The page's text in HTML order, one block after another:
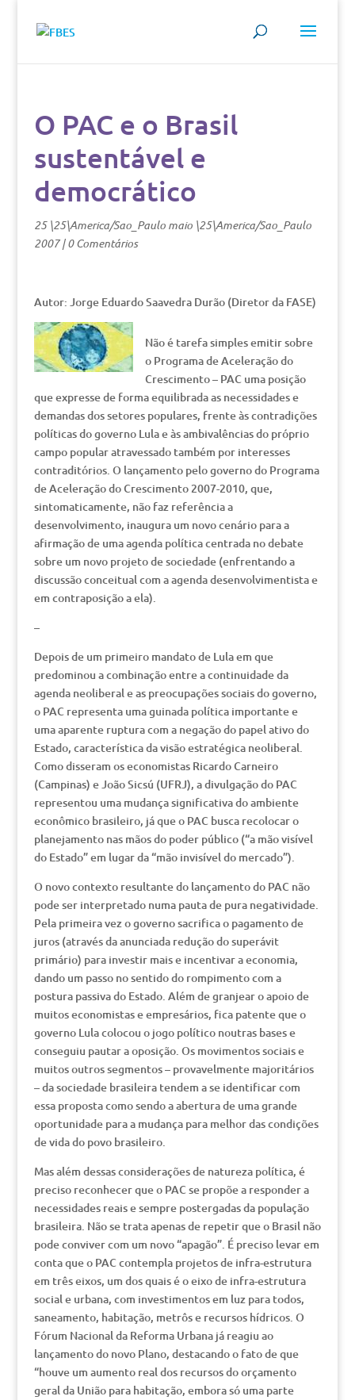
O PAC e o Brasil
sustentável e
democrático
25 \25\America/Sao_Paulo maio \25\America/Sao_Paulo
2007|0 Comentários
Autor: Jorge Eduardo Saavedra Durão (Diretor da FASE)
Não é tarefa simples emitir sobre
o Programa de Aceleração do
Crescimento – PAC uma posição
que expresse de forma equilibrada as necessidades e
demandas dos setores populares, frente às contradições
políticas do governo Lula e às ambivalências do próprio
campo popular atravessado também por interesses
contraditórios. O lançamento pelo governo do Programa
de Aceleração do Crescimento 2007-2010, que,
sintomaticamente, não faz referência a
desenvolvimento, inaugura um novo cenário para a
afirmação de uma agenda política centrada no debate
sobre um novo projeto de sociedade (enfrentando a
discussão conceitual com a agenda desenvolvimentista e
em contraposição a ela).
–
Depois de um primeiro mandato de Lula em que
predominou a combinação entre a continuidade da
agenda neoliberal e as preocupações sociais do governo,
o PAC representa uma guinada política importante e
uma aparente ruptura com a negação do papel ativo do
Estado, característica da visão estratégica neoliberal.
Como disseram os economistas Ricardo Carneiro
(Campinas) e João Sicsú (UFRJ), a divulgação do PAC
representou uma mudança significativa do ambiente
econômico brasileiro, já que o PAC busca recolocar o
planejamento nas mãos do poder público (“a mão visível
do Estado” em lugar da “mão invisível do mercado”).
O novo contexto resultante do lançamento do PAC não
pode ser interpretado numa pauta de pura negatividade.
Pela primeira vez o governo sacrifica o pagamento de
juros (através da anunciada redução do superávit
primário) para investir mais e incentivar a economia,
dando um passo no sentido do rompimento com a
postura passiva do Estado. Além de granjear o apoio de
muitos economistas e empresários, fica patente que o
governo Lula colocou o jogo político noutras bases e
conseguiu pautar a oposição. Os movimentos sociais e
muitos outros segmentos – provavelmente majoritários
– da sociedade brasileira tendem a se identificar com
essa proposta como sendo a abertura de uma grande
oportunidade para a mudança para melhor das condições
de vida do povo brasileiro.
Mas além dessas considerações de natureza política, é
preciso reconhecer que o PAC se propõe a responder a
necessidades reais e sempre postergadas da população
brasileira. Não se trata apenas de repetir que o Brasil não
pode conviver com um novo “apagão”. É preciso levar em
conta que o PAC contempla projetos de infra-estrutura
em três eixos, um dos quais é o eixo de infra-estrutura
social e urbana, com investimentos em luz para todos,
saneamento, habitação, metrôs e recursos hídricos. O
Fórum Nacional da Reforma Urbana já reagiu ao
lançamento do novo Plano, destacando o fato de que
“houve um aumento real dos recursos do orçamento
geral da União para habitação, embora só uma parte